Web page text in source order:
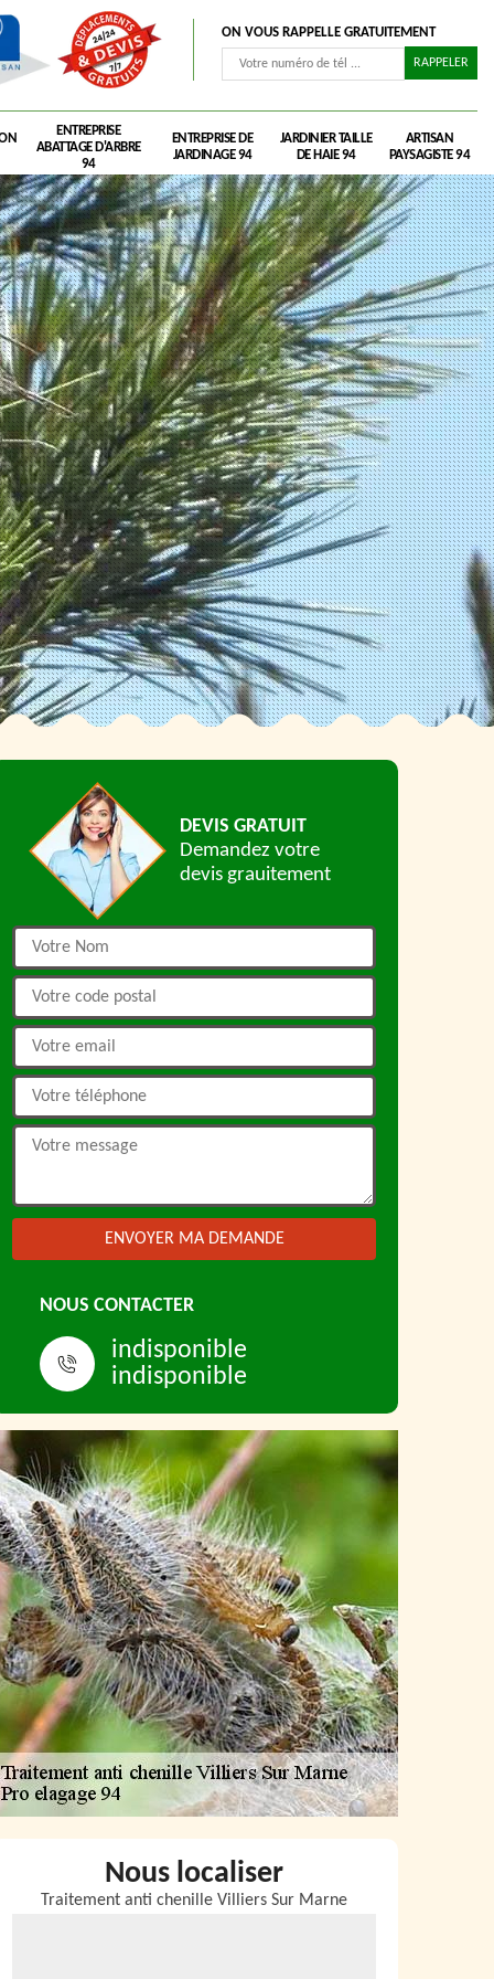
ON VOUS RAPPELLE GRATUITEMENT
ENTREPRISE
ABATTAGE D'ARBRE
94
ENTREPRISE DE
JARDINAGE 94
JARDINIER TAILLE
DE HAIE 94
ARTISAN
PAYSAGISTE 94
DEVIS GRATUIT
Demandez votre
devis grauitement
NOUS CONTACTER
indisponible
indisponible
Nous localiser
Traitement anti chenille Villiers Sur Marne